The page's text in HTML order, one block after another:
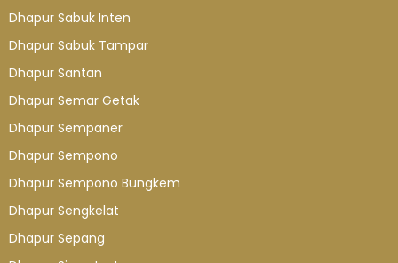
Dhapur Sabuk Inten
Dhapur Sabuk Tampar
Dhapur Santan
Dhapur Semar Getak
Dhapur Sempaner
Dhapur Sempono
Dhapur Sempono Bungkem
Dhapur Sengkelat
Dhapur Sepang